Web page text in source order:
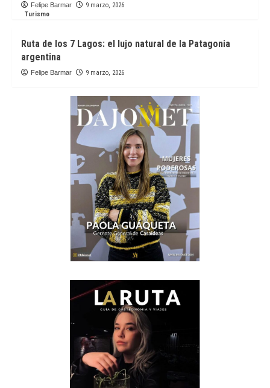
Felipe Barmar
9 marzo, 2026
Turismo
Ruta de los 7 Lagos: el lujo natural de la Patagonia
argentina
Felipe Barmar 9 marzo, 2026